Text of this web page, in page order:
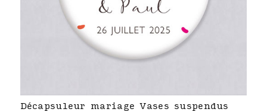
Décapsuleur mariage Vases suspendus